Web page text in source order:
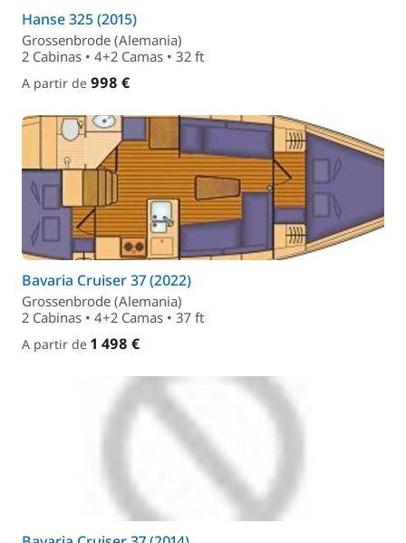
Hanse 325 (2015)
Grossenbrode (Alemania)
2 Cabinas • 4+2 Camas • 32 ft
A partir de 998 €
Bavaria Cruiser 37 (2022)
Grossenbrode (Alemania)
2 Cabinas • 4+2 Camas • 37 ft
A partir de 1 498 €